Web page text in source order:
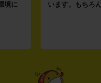
境に
います。もちろ